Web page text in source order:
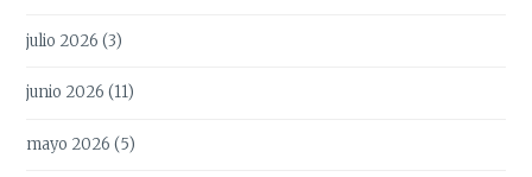
julio 2026 (3)
junio 2026 (11)
mayo 2026 (5)